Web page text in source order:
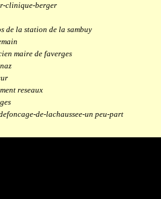
clinique-berger
de la station de la sambuy
maire de faverges
reseaux
de-lachaussee-un peu-part